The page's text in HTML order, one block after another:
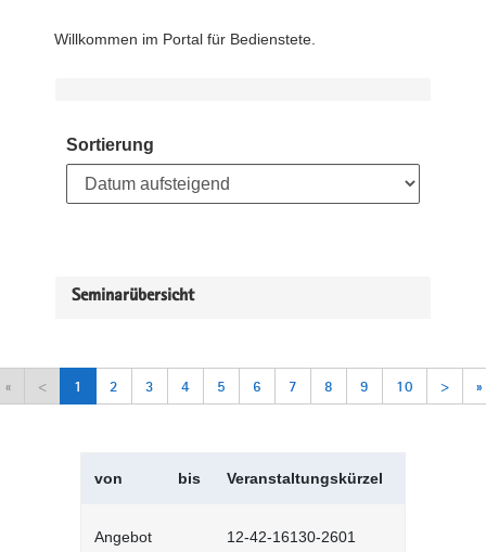
Willkommen im Portal für Bedienstete.
Sortierung
Seminarübersicht
« < 1 2 3 4 5 6 7 8 9 10 > »
von bis Veranstaltungskürzel
Angebot
12-42-16130-2601